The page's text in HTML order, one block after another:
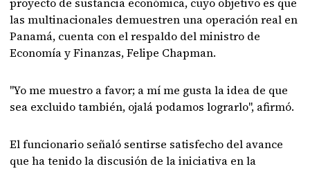
las multinacionales demuestren una operación real en
Panamá, cuenta con el respaldo del ministro de
Economía y Finanzas, Felipe Chapman.
"Yo me muestro a favor; a mí me gusta la idea de que
sea excluido también, ojalá podamos lograrlo", afirmó.
El funcionario señaló sentirse satisfecho del avance
que ha tenido la discusión de la iniciativa en la